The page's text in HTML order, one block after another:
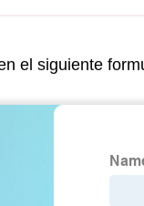
el siguiente